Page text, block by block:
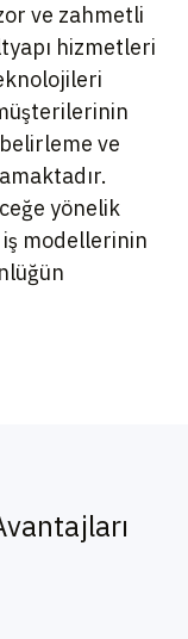
ve zahmetli
hizmetleri
ve
yönelik
modellerinin